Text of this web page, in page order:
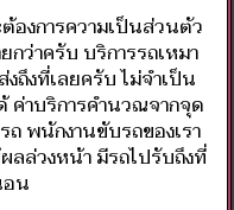
งการความเป็นส่วนตัว​
กว่าครับ​ บริการรถเหมา
ถึงที่เลยครับ​ ไม่จำเป็น
ค่าบริการคำนวณจากจุด
พนักงานขับรถของเรา​
ล่วงหน้า​ มีรถไปรับถึงที่
น